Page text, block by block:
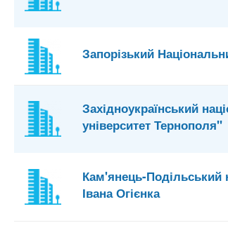
Запорізький
Західноукраїнський
університет Тернополя"
Кам'янець-Подільський
Івана Огієнка